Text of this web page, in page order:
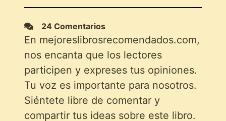
24 Comentarios
En mejoreslibrosrecomendados.com,
nos encanta que los lectores
participen y expreses tus opiniones.
Tu voz es importante para nosotros.
Siéntete libre de comentar y
compartir tus ideas sobre este libro.